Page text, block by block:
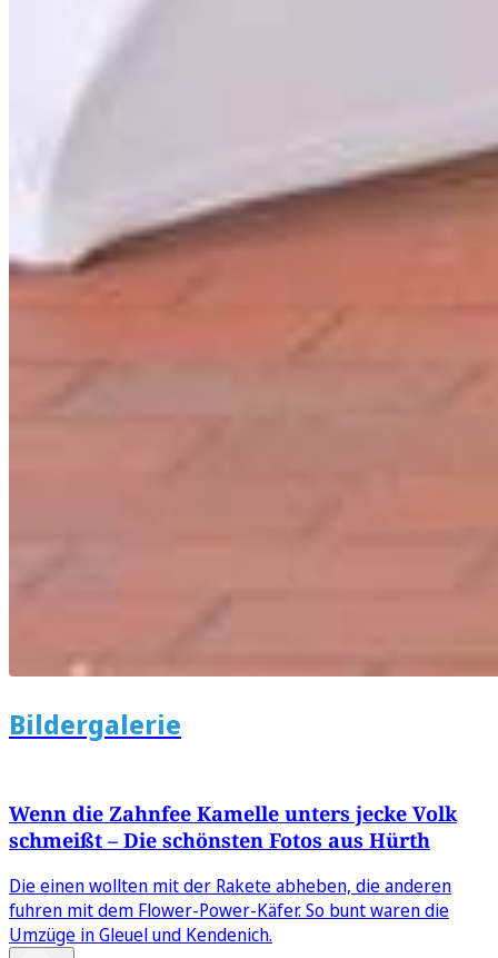
Bildergalerie
Wenn die Zahnfee Kamelle unters jecke Volk
schmeißt – Die schönsten Fotos aus Hürth
Die einen wollten mit der Rakete abheben, die anderen
fuhren mit dem Flower-Power-Käfer. So bunt waren die
Umzüge in Gleuel und Kendenich.